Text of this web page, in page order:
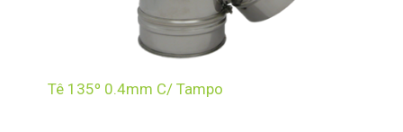
Tê 135º 0.4mm C/ Tampo